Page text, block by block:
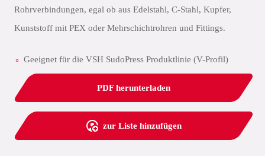
Rohrverbindungen, egal ob aus Edelstahl, C-Stahl, Kupfer,
Kunststoff mit PEX oder Mehrschichtrohren und Fittings.
Geeignet für die VSH SudoPress Produktlinie (V-Profil)
PDF herunterladen
zur Liste hinzufügen